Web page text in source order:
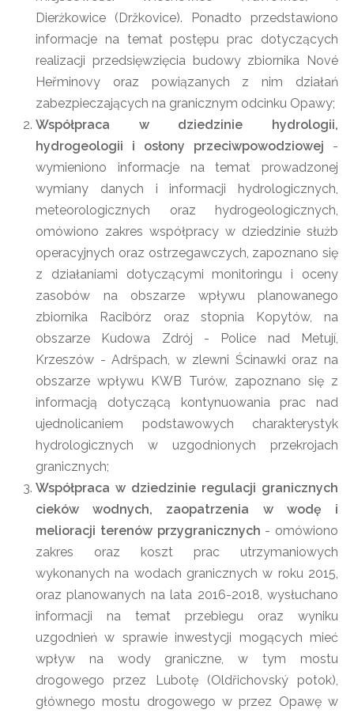
Dierżkowice (Držkovice). Ponadto przedstawiono
informacje na temat postępu prac dotyczących
realizacji przedsięwzięcia budowy zbiornika Nové
Heřminovy oraz powiązanych z nim działań
zabezpieczających na granicznym odcinku Opawy;
Współpraca w dziedzinie hydrologii,
hydrogeologii i osłony przeciwpowodziowej -
wymieniono informacje na temat prowadzonej
wymiany danych i informacji hydrologicznych,
meteorologicznych oraz hydrogeologicznych,
omówiono zakres współpracy w dziedzinie służb
operacyjnych oraz ostrzegawczych, zapoznano się
z działaniami dotyczącymi monitoringu i oceny
zasobów na obszarze wpływu planowanego
zbiornika Racibórz oraz stopnia Kopytów, na
obszarze Kudowa Zdrój - Police nad Metují,
Krzeszów - Adršpach, w zlewni Ścinawki oraz na
obszarze wpływu KWB Turów, zapoznano się z
informacją dotyczącą kontynuowania prac nad
ujednolicaniem podstawowych charakterystyk
hydrologicznych w uzgodnionych przekrojach
granicznych;
Współpraca w dziedzinie regulacji granicznych
cieków wodnych, zaopatrzenia w wodę i
melioracji terenów przygranicznych - omówiono
zakres oraz koszt prac utrzymaniowych
wykonanych na wodach granicznych w roku 2015,
oraz planowanych na lata 2016-2018, wysłuchano
informacji na temat przebiegu oraz wyniku
uzgodnień w sprawie inwestycji mogących mieć
wpływ na wody graniczne, w tym mostu
drogowego przez Lubotę (Oldřichovský potok),
głównego mostu drogowego w przez Opawę w